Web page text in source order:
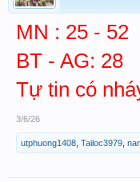
MN : 25 - 52
BT - AG: 28
Tự tin có
3/6/26
utphuong1408 Tailoc3979